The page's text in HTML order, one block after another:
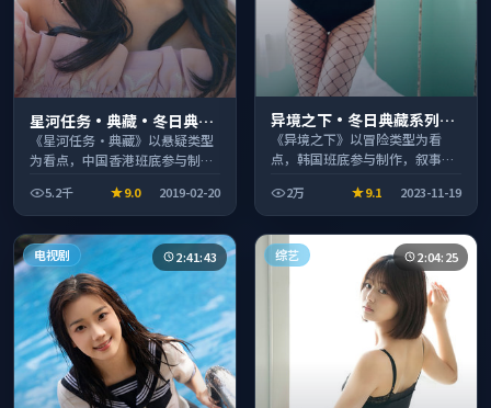
星河任务·典藏·冬日典藏
系列温情叙事引人入胜
《星河任务·典藏》以悬疑类型
为看点，中国香港班底参与制
休闲时段观看。
5.2千 9.0 2019-02-20
异境之下·冬日典藏系列温
情叙事引人入胜
《异境之下》以冒险类型为看
点，韩国班底参与制作，叙事完
看。2万 9.1 2023-11-19
电视剧 2:41:43 综艺 2:04:25